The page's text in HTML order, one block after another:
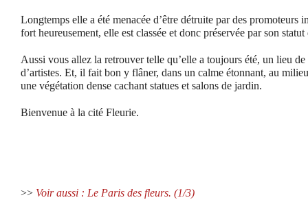
Longtemps elle a été menacée d’être détruite par des promoteurs
fort heureusement, elle est classée et donc préservée par son
Aussi vous allez la retrouver telle qu’elle a toujours été, un lieu de
d’artistes. Et, il fait bon y flâner, dans un calme étonnant, au
une végétation dense cachant statues et salons de jardin.
Bienvenue à la cité Fleurie.
>> Voir aussi : Le Paris des fleurs. (1/3)